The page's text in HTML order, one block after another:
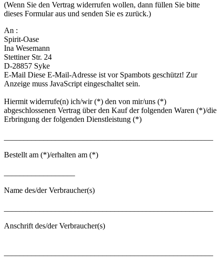
(Wenn Sie den Vertrag widerrufen wollen, dann füllen Sie bitte
dieses Formular aus und senden Sie es zurück.)
An :
Spirit-Oase
Ina Wesemann
Stettiner Str. 24
D-28857 Syke
E-Mail Diese E-Mail-Adresse ist vor Spambots geschützt! Zur
Anzeige muss JavaScript eingeschaltet sein.
Hiermit widerrufe(n) ich/wir (*) den von mir/uns (*)
abgeschlossenen Vertrag über den Kauf der folgenden Waren (*)/die
Erbringung der folgenden Dienstleistung (*)
Bestellt am (*)/erhalten am (*)
Name des/der Verbraucher(s)
Anschrift des/der Verbraucher(s)